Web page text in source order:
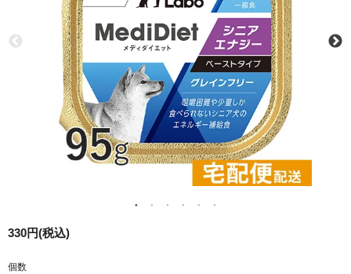
330円(税込)
個数